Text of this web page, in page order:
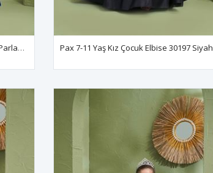
Pax 7-11 Yaş Kız Çocuk Elbise 30197 Parlament Pax 7-11 Yaş Kız Çocuk Elbise 30197 Siyah